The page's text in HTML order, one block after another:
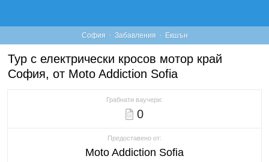
София · Забавления · Екшън
Тур с електрически кросов мотор край
София, от Moto Addiction Sofia
Грабнати ваучери:
0
Предоставено от:
Moto Addiction Sofia